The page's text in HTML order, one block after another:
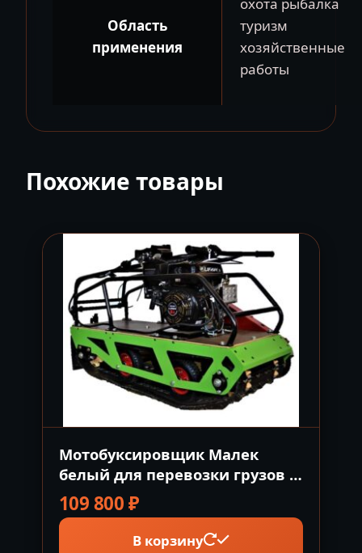
Область
применения
туризм
хозяйственные
работы
Похожие товары
Мотобуксировщик Малек
белый для перевозки грузов и
людей Россия
109 800₽
В корзину